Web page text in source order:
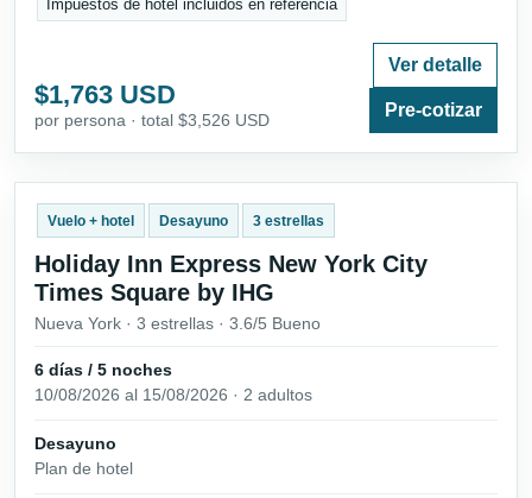
Impuestos de hotel incluidos en referencia
$1,763 USD
por persona · total $3,526 USD
Ver detalle
Pre-cotizar
Vuelo + hotel Desayuno 3 estrellas
Holiday Inn Express New York City
Times Square by IHG
Nueva York · 3 estrellas · 3.6/5 Bueno
6 días / 5 noches
10/08/2026 al 15/08/2026 · 2 adultos
Desayuno
Plan de hotel